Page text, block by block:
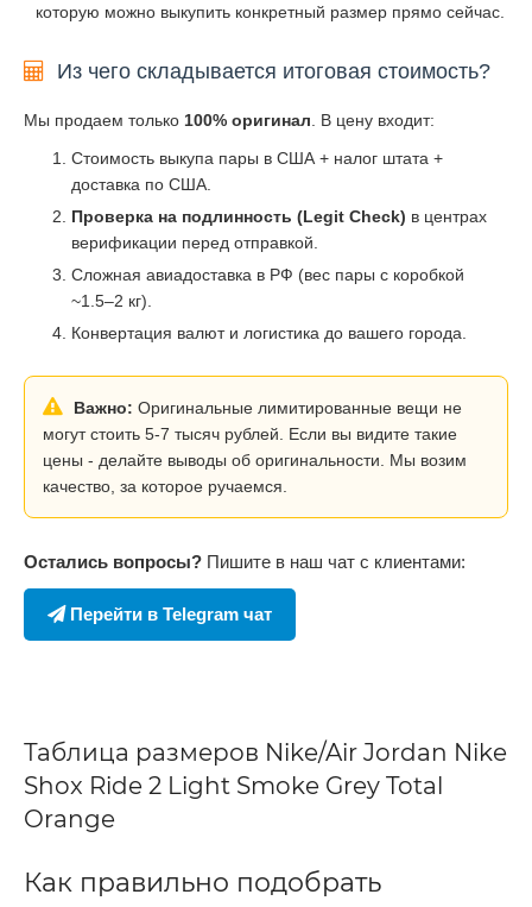
которую можно выкупить конкретный размер прямо сейчас.
Из чего складывается итоговая стоимость?
Мы продаем только 100% оригинал . В цену входит:
Стоимость выкупа пары в США + налог штата +
доставка по США.
Проверка на подлинность (Legit Check) в центрах
верификации перед отправкой.
Сложная авиадоставка в РФ (вес пары с коробкой
~1.5–2 кг).
Конвертация валют и логистика до вашего города.
Важно: Оригинальные лимитированные вещи не
могут стоить 5-7 тысяч рублей. Если вы видите такие
цены - делайте выводы об оригинальности. Мы возим
качество, за которое ручаемся.
Остались вопросы? Пишите в наш чат с клиентами:
Перейти в Telegram чат
Таблица размеров Nike/Air Jordan Nike
Shox Ride 2 Light Smoke Grey Total
Orange
Как правильно подобрать